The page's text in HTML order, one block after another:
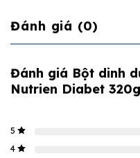
Đánh giá (0)
Đánh giá Bột dinh
Nutrien Diabet
5
4